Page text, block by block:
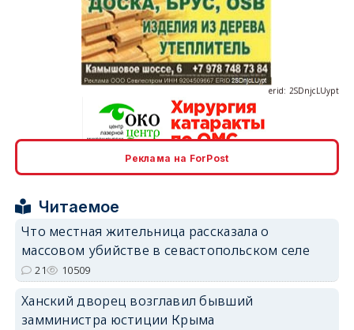
erid: 2SDnjcrDNw6
erid: 2SDnjdPjgYS
Реклама на ForPost
Читаемое
Что местная жительница рассказала о
массовом убийстве в севастопольском селе
21 10509
Ханский дворец возглавил бывший
замминистра юстиции Крыма